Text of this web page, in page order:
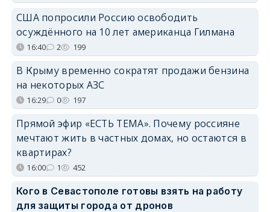
США попросили Россию освободить
осуждённого на 10 лет американца Гилмана
16:40 2 199
В Крыму временно сократят продажи бензина
на некоторых АЗС
16:29 0 197
Прямой эфир «ЕСТЬ ТЕМА». Почему россияне
мечтают жить в частных домах, но остаются в
квартирах?
16:00 1 452
Кого в Севастополе готовы взять на работу
для защиты города от дронов